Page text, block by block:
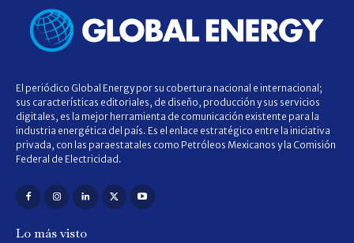
El periódico Global Energy por su cobertura nacional e internacional;
sus características editoriales, de diseño, producción y sus servicios
digitales, es la mejor herramienta de comunicación existente para la
industria energética del país. Es el enlace estratégico entre la iniciativa
privada, con las paraestatales como Petróleos Mexicanos y la Comisión
Federal de Electricidad.
Lo más visto